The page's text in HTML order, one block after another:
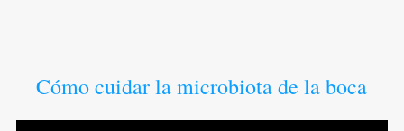
Cómo cuidar la microbiota de la boca